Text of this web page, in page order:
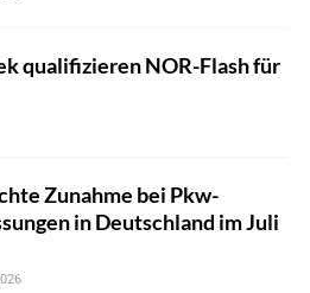
qualifizieren NOR-Flash für
Zunahme bei Pkw-
in Deutschland im Juli